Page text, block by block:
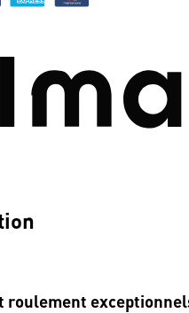
roulement